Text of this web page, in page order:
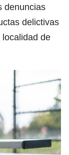
denuncias
delictivas
de